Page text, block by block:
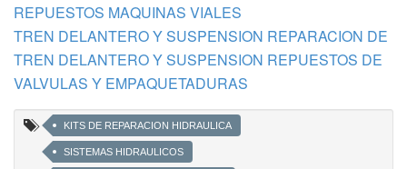
REPUESTOS MAQUINAS VIALES
TREN DELANTERO Y SUSPENSION REPARACION DE
TREN DELANTERO Y SUSPENSION REPUESTOS DE
VALVULAS Y EMPAQUETADURAS
KITS DE REPARACION HIDRAULICA
SISTEMAS HIDRAULICOS